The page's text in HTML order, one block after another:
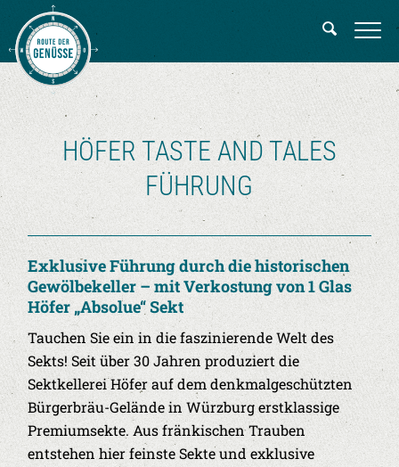
HÖFER TASTE AND TALES
FÜHRUNG
Exklusive Führung durch die historischen
Gewölbekeller – mit Verkostung von 1 Glas
Höfer „Absolue“ Sekt
Tauchen Sie ein in die faszinierende Welt des
Sekts! Seit über 30 Jahren produziert die
Sektkellerei Höfer auf dem denkmalgeschützten
Bürgerbräu-Gelände in Würzburg erstklassige
Premiumsekte. Aus fränkischen Trauben
entstehen hier feinste Sekte und exklusive